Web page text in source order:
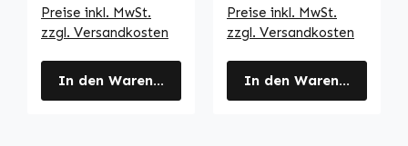
Preise inkl. MwSt.
zzgl. Versandkosten
In den Warenkorb
Preise inkl. MwSt.
zzgl. Versandkosten
In den Warenkorb